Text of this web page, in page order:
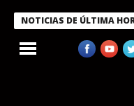
NOTICIAS DE ÚLTIMA
condecora a